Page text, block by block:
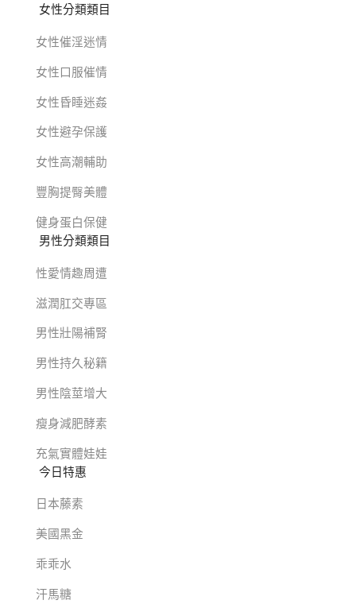
女性分類類目
女性催淫迷情
女性口服催情
女性昏睡迷姦
女性避孕保護
女性高潮輔助
豐胸提臀美體
健身蛋白保健
男性分類類目
性愛情趣周遭
滋潤肛交專區
男性壯陽補腎
男性持久秘籍
男性陰莖增大
瘦身減肥酵素
充氣實體娃娃
今日特惠
日本藤素
美國黑金
乖乖水
汗馬糖